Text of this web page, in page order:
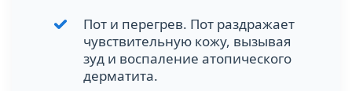
Пот и перегрев. Пот раздражает
чувствительную кожу, вызывая
зуд и воспаление атопического
дерматита.